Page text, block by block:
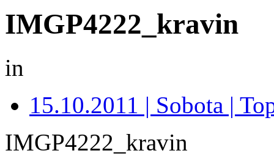
IMGP4222_kravin
in
15.10.2011 | Sobota |
IMGP4222_kravin